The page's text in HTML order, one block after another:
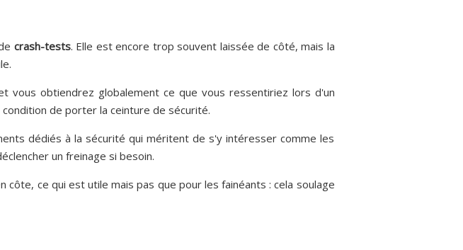
crash-tests. Elle est encore trop souvent laissée de côté, mais la
vous obtiendrez globalement ce que vous ressentiriez lors d'un
de porter la ceinture de sécurité.
dédiés à la sécurité qui méritent de s'y intéresser comme les
un freinage si besoin.
ce qui est utile mais pas que pour les fainéants : cela soulage